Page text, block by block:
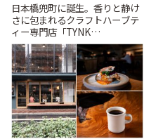
日本橋兜町に誕生。香りと静け
さに包まれるクラフトハーブテ
ィー専門店「TYNK
Kabutocho」 | ことりっぷ